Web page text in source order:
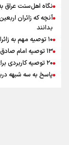
اینفو برنا /
عراق
نگاه اهل‌سنت عراق
بدانند
۱۰ توصیه مهم به زائران و خادمان پیاده روی اربعین
۱۳ توصیه امام صادق (ع) برای پیاده‌روی اربعین
۲۰ توصیه کاربردی برای شرکت در پیاده روی اربعین ۱۴۰۵
پاسخ به سه‌ شبهه